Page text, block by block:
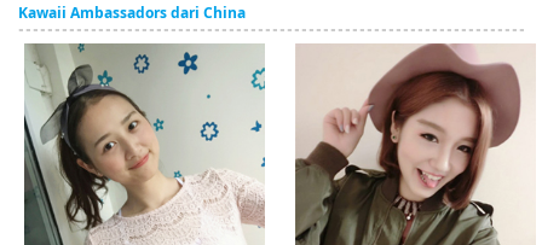
Kawaii Ambassadors dari China